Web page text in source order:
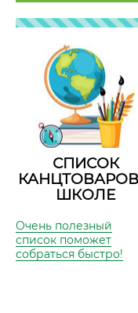
СПИСОК
ШКОЛЕ
Очень полезный
список поможет
собраться быстро!